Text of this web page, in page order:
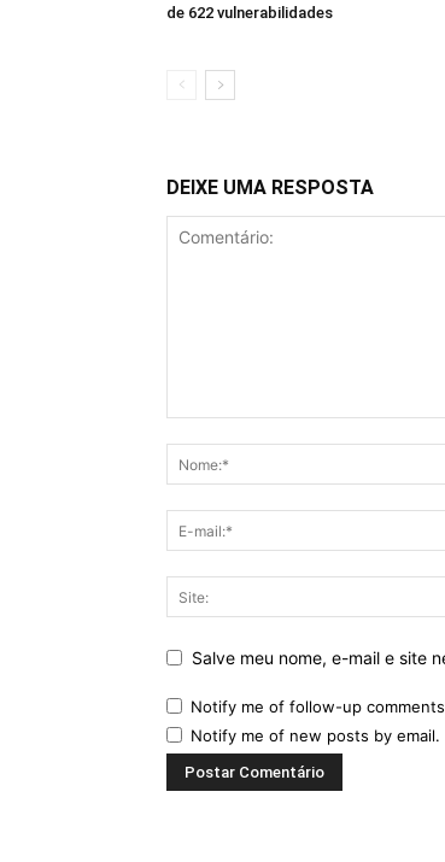
de 622 vulnerabilidades
DEIXE UMA RESPOSTA
Salve meu nome, e-mail e site
Notify me of follow-up
Notify me of new posts by email.